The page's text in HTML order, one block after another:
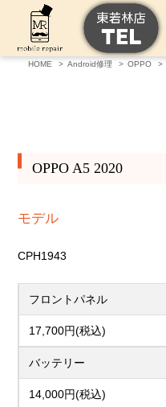
HOME Android修理 OPPO
OPPO A5 2020
モデル
CPH1943
フロントパネル
17,700円(税込)
バッテリー
14,000円(税込)